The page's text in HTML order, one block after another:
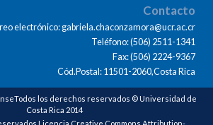
Contacto
electrónico: gabriela.chaconzamora@ucr.ac.cr
Teléfono: (506) 2511-1341
Fax: (506) 2224-9367
Cód.Postal: 11501-2060,Costa Rica
los derechos reservados © Universidad de
Costa Rica 2014